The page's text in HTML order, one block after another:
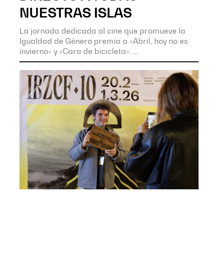
NUESTRAS ISLAS
La jornada dedicada al cine que promueve la
Igualdad de Género premia a «Abril, hoy no es
invierno» y «Cara de bicicleta».